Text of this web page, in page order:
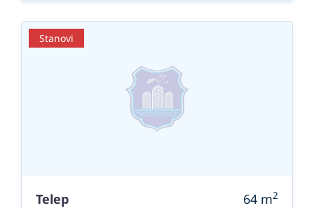
Stanovi
Telep 64 m2